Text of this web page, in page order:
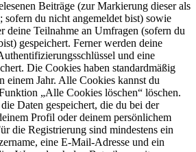
Beiträge (zur Markierung dieser als
sofern du nicht angemeldet bist) sowie
deine Teilnahme an Umfragen (sofern du
gespeichert. Ferner werden deine
und eine
Die Cookies haben standardmäßig
einem Jahr. Alle Cookies kannst du
„Alle Cookies löschen“ löschen.
Daten gespeichert, die du bei der
Profil oder deinem persönlichem
die Registrierung sind mindestens ein
eine E-Mail-Adresse und ein